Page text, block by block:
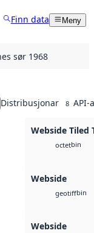
Finn data Meny
sør 1968
Distribusjonar 8 API-
Webside Tiled
octetbin
Webside
geotiffbin
Webside